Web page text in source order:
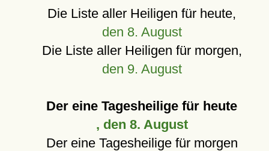
Die Liste aller Heiligen für heute,
den 8. August
Die Liste aller Heiligen für morgen,
den 9. August
Der eine Tagesheilige für heute
, den 8. August
Der eine Tagesheilige für morgen